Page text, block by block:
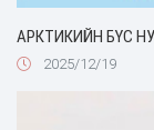
АРКТИКИЙН БҮС
2025/12/19